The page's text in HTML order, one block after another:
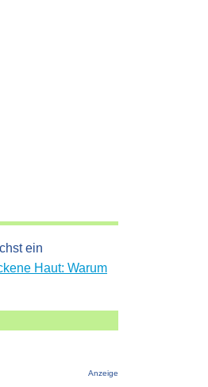
ein
Haut: Warum
Anzeige